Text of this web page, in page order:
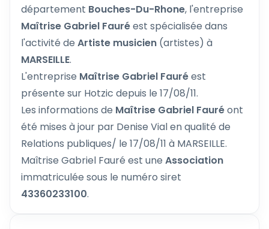
département Bouches-Du-Rhone, l'entreprise
Maîtrise Gabriel Fauréest spécialisée dans
l'activité de Artiste musicien (artistes) à
MARSEILLE.
L'entreprise Maîtrise Gabriel Fauréest
présente sur Hotzic depuis le 17/08/11.
Les informations de Maîtrise Gabriel Fauréont
été mises à jour par Denise Vial en qualité de
Relations publiques/ le 17/08/11 à MARSEILLE.
Maîtrise Gabriel Fauré est une Association
immatriculée sous le numéro siret
43360233100.